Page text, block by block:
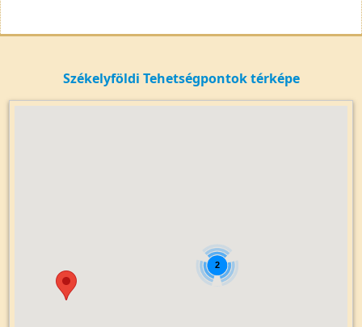
Székelyföldi Tehetségpontok térképe
2